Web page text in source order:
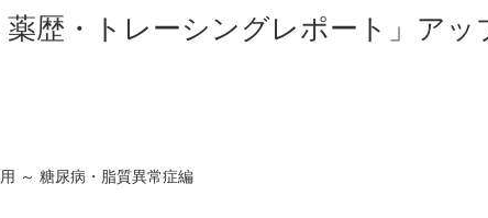
歴・トレーシングレポート」アッ
～ 糖尿病・脂質異常症編